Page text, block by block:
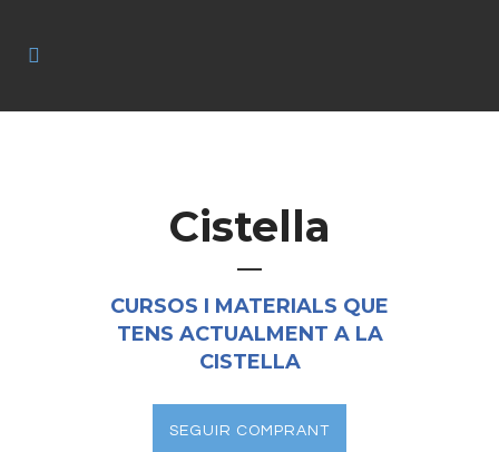
Cistella
CURSOS I MATERIALS QUE
TENS ACTUALMENT A LA
CISTELLA
SEGUIR COMPRANT